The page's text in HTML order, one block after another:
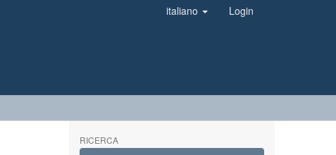
italiano Login
RICERCA